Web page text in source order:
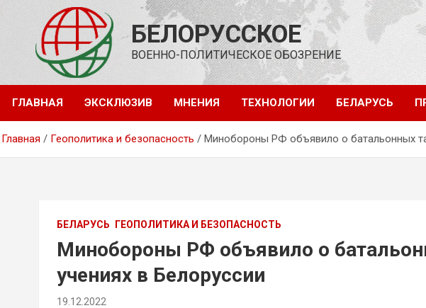
содержимому
БЕЛОРУССКОЕ
ВОЕННО-ПОЛИТИЧЕСКОЕ ОБОЗРЕНИЕ
ГЛАВНАЯ ЭКСКЛЮЗИВ МНЕНИЯ ТЕХНОЛОГИИ БЕЛАРУСЬ
Главная Геополитика и безопасность Минобороны РФ объявило о батальонных
БЕЛАРУСЬ ГЕОПОЛИТИКА И БЕЗОПАСНОСТЬ
Минобороны РФ объявило о
учениях в Белоруссии
19.12.2022